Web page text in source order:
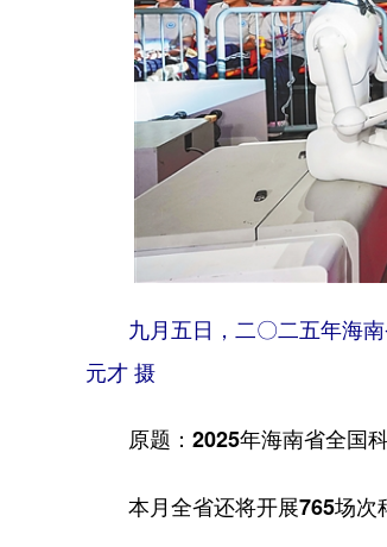
九月五日，二〇二五年海南
元才 摄
原题：2025年海南省全国
本月全省还将开展765场次